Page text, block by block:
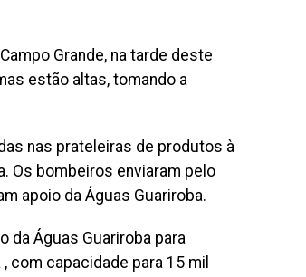
Grande, na tarde deste
estão altas, tomando a
nas prateleiras de produtos à
Os bombeiros enviaram pelo
apoio da Águas Guariroba.
da Águas Guariroba para
com capacidade para 15 mil